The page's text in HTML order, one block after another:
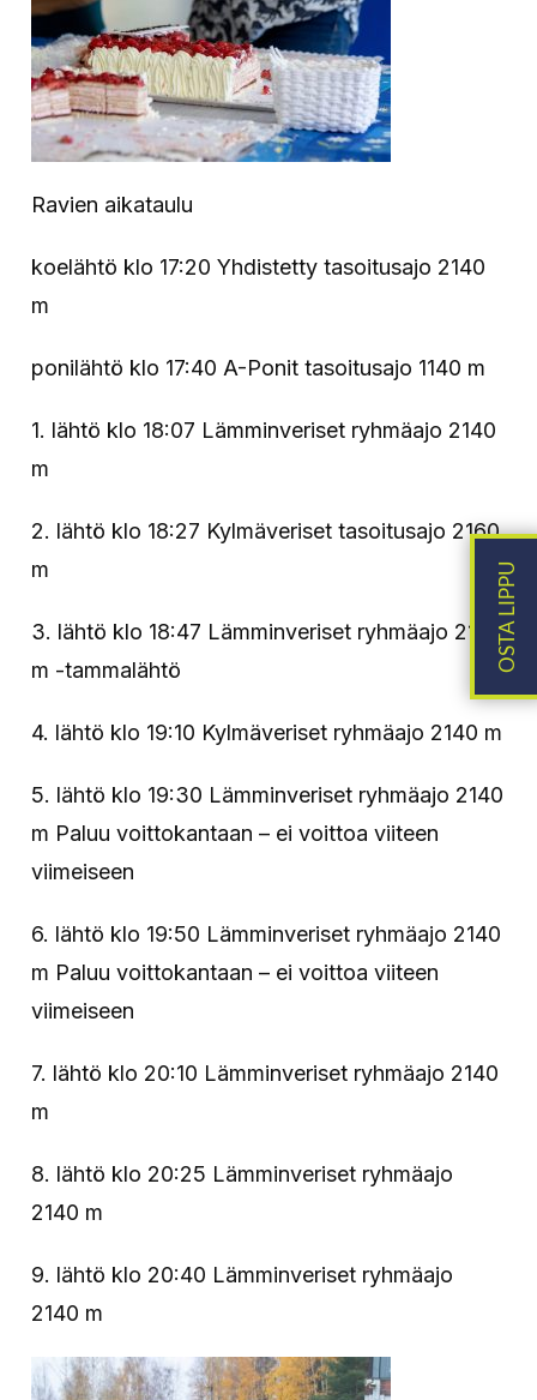
Ravien aikataulu
koelähtö klo 17:20 Yhdistetty tasoitusajo 2140
m
ponilähtö klo 17:40 A-Ponit tasoitusajo 1140 m
1. lähtö klo 18:07 Lämminveriset ryhmäajo 2140
m
2. lähtö klo 18:27 Kylmäveriset tasoitusajo 2160
m
3. lähtö klo 18:47 Lämminveriset ryhmäajo 2140
m -tammalähtö
4. lähtö klo 19:10 Kylmäveriset ryhmäajo 2140 m
5. lähtö klo 19:30 Lämminveriset ryhmäajo 2140
m Paluu voittokantaan – ei voittoa viiteen
viimeiseen
6. lähtö klo 19:50 Lämminveriset ryhmäajo 2140
m Paluu voittokantaan – ei voittoa viiteen
viimeiseen
7. lähtö klo 20:10 Lämminveriset ryhmäajo 2140
m
8. lähtö klo 20:25 Lämminveriset ryhmäajo
2140 m
9. lähtö klo 20:40 Lämminveriset ryhmäajo
2140 m